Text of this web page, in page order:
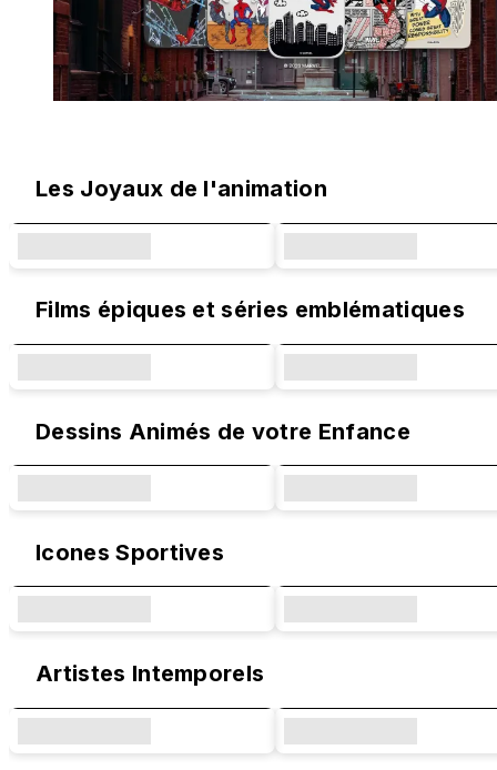
Les Joyaux de l'animation
Films épiques et séries emblématiques
Dessins Animés de votre Enfance
Icones Sportives
Artistes Intemporels